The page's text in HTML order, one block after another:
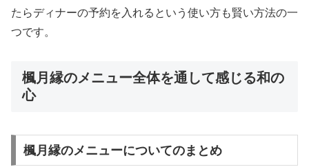
たらディナーの予約を入れるという使い方も賢い方法の一
つです。
楓月縁のメニュー全体を通して感じる和の
心
楓月縁のメニューについてのまとめ